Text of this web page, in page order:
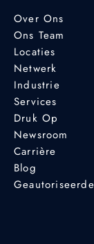
Over Ons
Ons Team
Locaties
Netwerk
Industrie
Services
Druk Op
Newsroom
Carrière
Blog